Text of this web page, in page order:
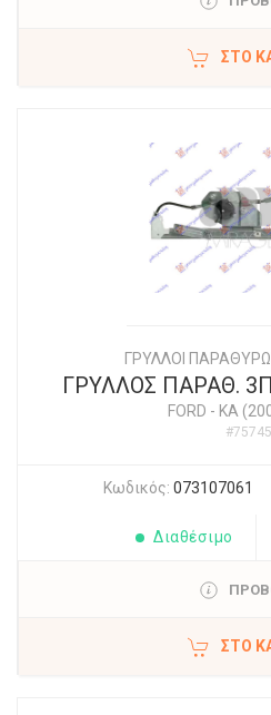
ΣΤΟ
ΓΡΥΛΛΟΙ
ΓΡΥΛΛΟΣ ΠΑΡΑΘ.
FORD - KA
#75745
Κωδικός: 073107061
Διαθέσιμο
ΣΤΟ